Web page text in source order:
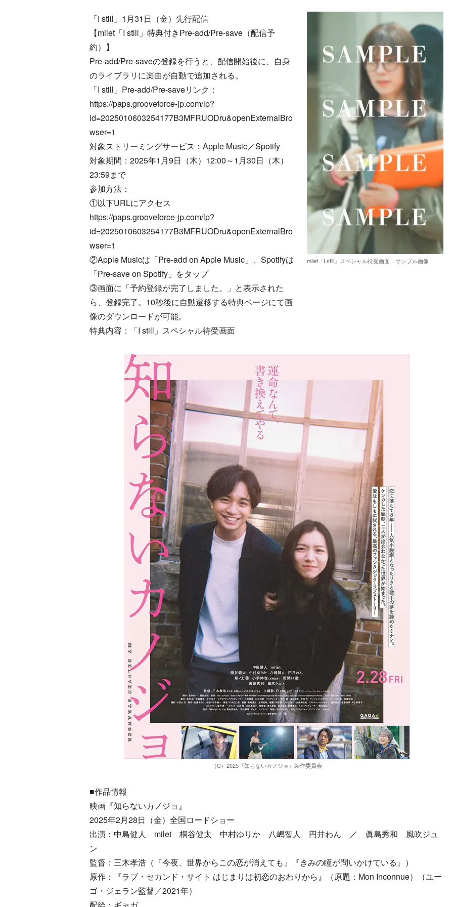
milet「I still」スペシャル待受画面 サンプル画像
「I still」1月31日（金）先行配信
【milet「I still」特典付きPre-add/Pre-save（配信予
約）】
Pre-add/Pre-saveの登録を行うと、配信開始後に、自身
のライブラリに楽曲が自動で追加される。
「I still」Pre-add/Pre-saveリンク：
https://paps.grooveforce-jp.com/lp?
id=2025010603254177B3MFRUODru&openExternalBro
wser=1
対象ストリーミングサービス：Apple Music／Spotify
対象期間：2025年1月9日（木）12:00～1月30日（木）
23:59まで
参加方法：
①以下URLにアクセス
https://paps.grooveforce-jp.com/lp?
id=2025010603254177B3MFRUODru&openExternalBro
wser=1
②Apple Musicは「Pre-add on Apple Music」、Spotifyは
「Pre-save on Spotify」をタップ
③画面に「予約登録が完了しました。」と表示された
ら、登録完了。10秒後に自動遷移する特典ページにて画
像のダウンロードが可能。
特典内容：「I still」スペシャル待受画面
（C）2025『知らないカノジョ』製作委員会
■作品情報
映画『知らないカノジョ』
2025年2月28日（金）全国ロードショー
出演：中島健人 milet 桐谷健太 中村ゆりか 八嶋智人 円井わん ／ 眞島秀和 風吹ジュ
ン
監督：三木孝浩（『今夜、世界からこの恋が消えても』『きみの瞳が問いかけている』）
原作：『ラブ・セカンド・サイト はじまりは初恋のおわりから』（原題：Mon Inconnue）（ユー
ゴ・ジェラン監督／2021年）
配給：ギャガ